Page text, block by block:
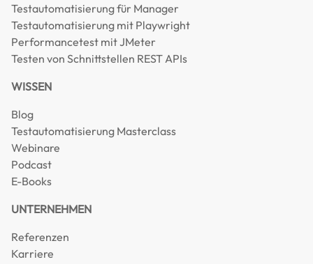
Testautomatisierung für Manager
Testautomatisierung mit Playwright
Performancetest mit JMeter
Testen von Schnittstellen REST APIs
WISSEN
Blog
Testautomatisierung Masterclass
Webinare
Podcast
E-Books
UNTERNEHMEN
Referenzen
Karriere